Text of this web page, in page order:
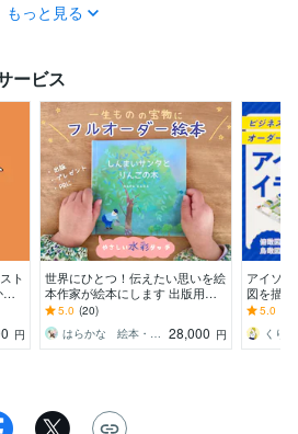
もっと見る
ービス
ト
応
円
世界にひとつ！伝えたい思いを絵
本作家が絵本にします 出版用や
プレゼントに。水彩タッチで温か
みのあるオリジナル絵本
5.0 (20)
28,000 円
アイソ
図を描
適！オ
ソメ図
5.0
くり